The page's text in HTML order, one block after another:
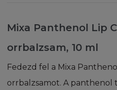
Terhesség és kisbaba
Mixa Panthenol Lip
orrbalzsam, 10 ml
Fedezd fel a Mixa
orrbalzsamot. A
által történő
használata a
körébe tartozik.
a L'Oréaltól
ezért - ha a törvény